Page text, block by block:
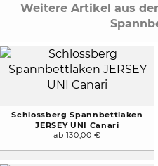
Weitere Artikel aus
Schlossberg Spannbettlaken
JERSEY UNI Canari
ab 130,00 €